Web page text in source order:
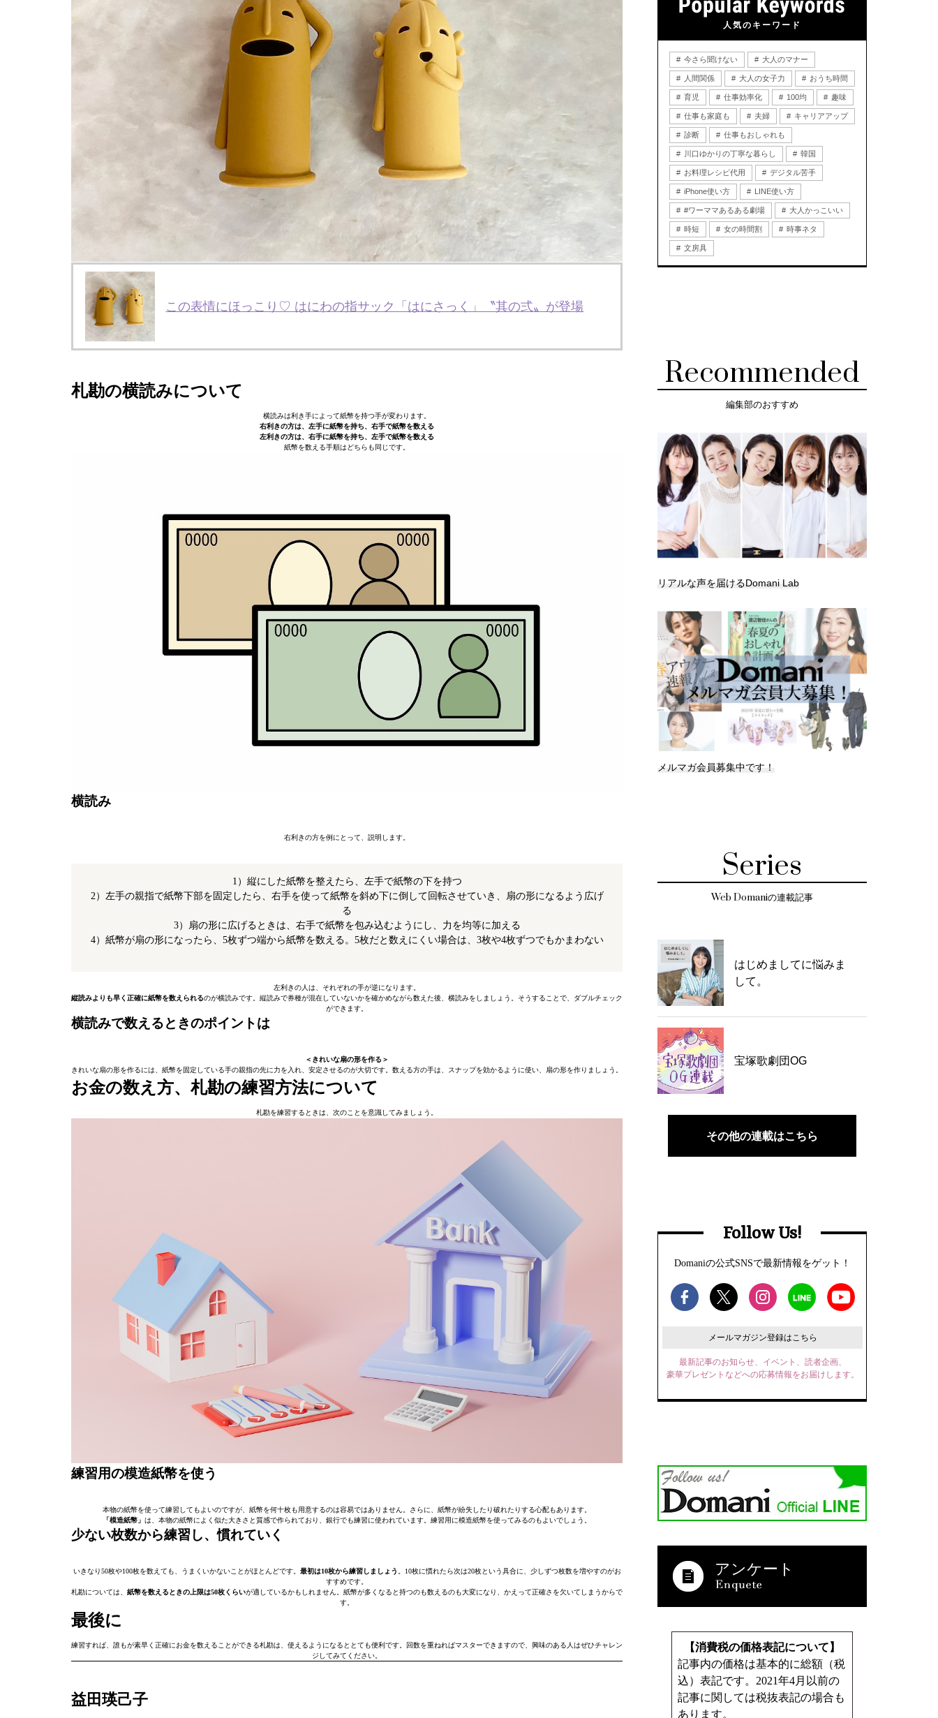
この表情にほっこり♡ はにわの指サック「はにさっく」〝其の弍〟が登場
札勘の横読みについて
横読みは利き手によって紙幣を持つ手が変わります。
右利きの方は、左手に紙幣を持ち、右手で紙幣を数える
左利きの方は、右手に紙幣を持ち、左手で紙幣を数える
紙幣を数える手順はどちらも同じです。
横読み
右利きの方を例にとって、説明します。
1）縦にした紙幣を整えたら、左手で紙幣の下を持つ
2）左手の親指で紙幣下部を固定したら、右手を使って紙幣を斜め下に倒して回転させていき、扇の形になるよう広げ
る
3）扇の形に広げるときは、右手で紙幣を包み込むようにし、力を均等に加える
4）紙幣が扇の形になったら、5枚ずつ端から紙幣を数える。5枚だと数えにくい場合は、3枚や4枚ずつでもかまわない
左利きの人は、それぞれの手が逆になります。
縦読みよりも早く正確に紙幣を数えられるのが横読みです。縦読みで券種が混在していないかを確かめながら数えた後、横読みをしましょう。そうすることで、ダブルチェック
ができます。
横読みで数えるときのポイントは
＜きれいな扇の形を作る＞
きれいな扇の形を作るには、紙幣を固定している手の親指の先に力を入れ、安定させるのが大切です。数える方の手は、スナップを効かるように使い、扇の形を作りましょう。
お金の数え方、札勘の練習方法について
札勘を練習するときは、次のことを意識してみましょう。
練習用の模造紙幣を使う
本物の紙幣を使って練習してもよいのですが、紙幣を何十枚も用意するのは容易ではありません。さらに、紙幣が紛失したり破れたりする心配もあります。
「模造紙幣」 は、本物の紙幣によく似た大きさと質感で作られており、銀行でも練習に使われています。練習用に模造紙幣を使ってみるのもよいでしょう。
少ない枚数から練習し、慣れていく
いきなり50枚や100枚を数えても、うまくいかないことがほとんどです。 最初は10枚から練習しましょう
。10枚に慣れたら次は20枚という具合に、少しずつ枚数を増やすのがお
すすめです。
札勘については、 紙幣を数えるときの上限は50枚くらいが適しているかもしれません。紙幣が多くなると持つのも数えるのも大変になり、かえって正確さを欠いてしまうからで
す。
最後に
練習すれば、誰もが素早く正確にお金を数えることができる札勘は、使えるようになるととても便利です。回数を重ねればマスターできますので、興味のある人はぜひチャレン
ジしてみてください。
益田瑛己子
人気のキーワード
今さら聞けない 大人のマナー
人間関係 大人の女子力 おうち時間
育児 仕事効率化 100均 趣味
仕事も家庭も 夫婦 キャリアアップ
診断 仕事もおしゃれも
川口ゆかりの丁寧な暮らし 韓国
お料理レシピ代用 デジタル苦手
iPhone使い方 LINE使い方
#ワーママあるある劇場 大人かっこいい
時短 女の時間割 時事ネタ
文房具
Recommended
編集部のおすすめ
リアルな声を届けるDomani Lab
メルマガ会員募集中です！
Series
Web Domaniの連載記事
はじめましてに悩みま
して。
宝塚歌劇団OG
その他の連載はこちら
Follow Us!
Domaniの公式SNSで最新情報をゲット！
メールマガジン登録はこちら
最新記事のお知らせ、イベント、読者企画、
豪華プレゼントなどへの応募情報をお届けします。
アンケート
【消費税の価格表記について】
記事内の価格は基本的に総額（税
込）表記です。2021年4月以前の
記事に関しては税抜表記の場合も
あります。